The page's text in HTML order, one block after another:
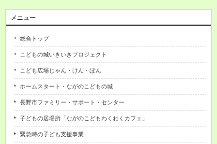
メニュー
総合トップ
こどもの城いきいきプロジェクト
こども広場じゃん・けん・ぽん
ホームスタート・ながのこどもの城
長野市ファミリー・サポート・センター
子どもの居場所「ながのこどもわくわくカフェ」
緊急時の子ども支援事業